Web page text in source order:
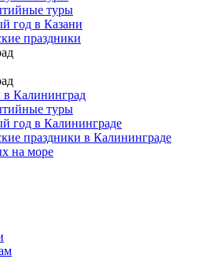
туры
год в Казани
праздники
Калининград
туры
год в Калининграде
праздники в Калининграде
на море